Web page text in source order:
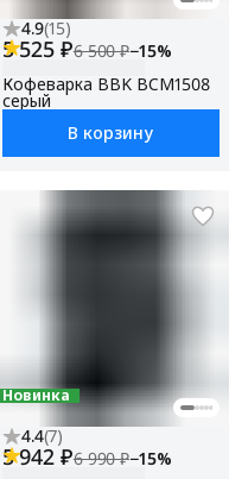
4.9(15)
5 525 ₽6 500 ₽−15%
Кофеварка BBK BCM1508
серый
В корзину
Новинка
4.4(7)
5 942 ₽6 990 ₽−15%